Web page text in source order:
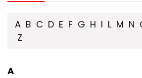
A B C D E F G H I L M N
Z
A